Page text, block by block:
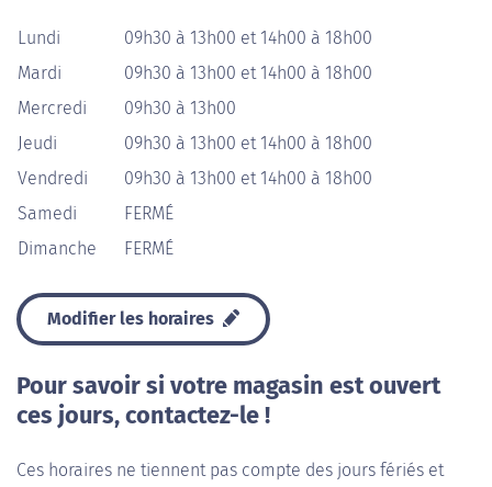
Lundi
09h30 à 13h00 et 14h00 à 18h00
Mardi
09h30 à 13h00 et 14h00 à 18h00
Mercredi
09h30 à 13h00
Jeudi
09h30 à 13h00 et 14h00 à 18h00
Vendredi
09h30 à 13h00 et 14h00 à 18h00
Samedi
FERMÉ
Dimanche
FERMÉ
Modifier les horaires
Pour savoir si votre magasin est ouvert
ces jours, contactez-le !
Ces horaires ne tiennent pas compte des jours fériés et